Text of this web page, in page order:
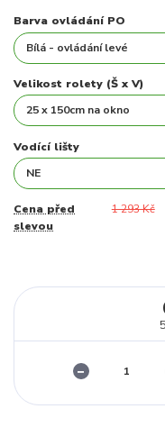
Barva ovládání PO
Velikost rolety (Š x V)
Vodící lišty
Cena před
slevou
1 293 Kč